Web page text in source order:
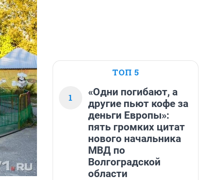
ТОП 5
1
«Одни погибают, а
другие пьют кофе за
деньги Европы»:
пять громких цитат
нового начальника
МВД по
Волгоградской
области